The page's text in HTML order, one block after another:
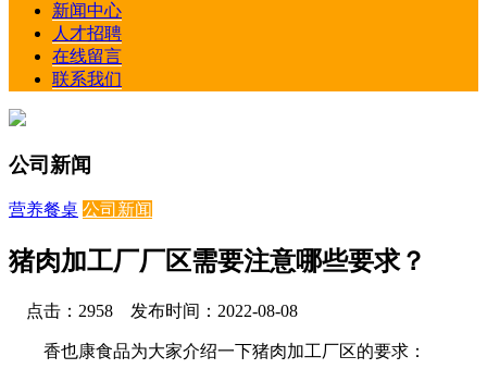
新闻中心
人才招聘
在线留言
联系我们
公司新闻
营养餐桌 公司新闻
猪肉加工厂厂区需要注意哪些要求？
点击：2958 发布时间：2022-08-08
香也康食品为大家介绍一下猪肉加工厂区的要求：